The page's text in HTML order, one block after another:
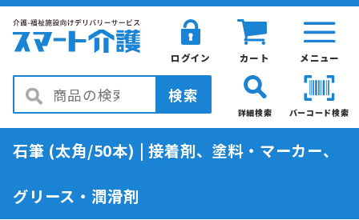
メニュー
カート
ログイン
検索
バーコード検索
詳細検索
石筆 (太角/50本) | 接着剤、塗料・マーカー、
グリース・潤滑剤